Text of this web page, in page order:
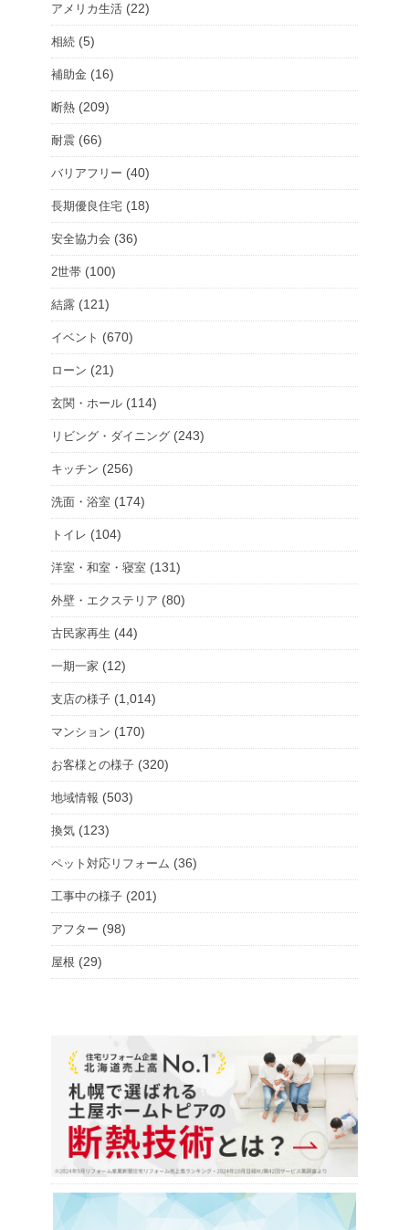
アメリカ生活 (22)
相続 (5)
補助金 (16)
断熱 (209)
耐震 (66)
バリアフリー (40)
長期優良住宅 (18)
安全協力会 (36)
2世帯 (100)
結露 (121)
イベント (670)
ローン (21)
玄関・ホール (114)
リビング・ダイニング (243)
キッチン (256)
洗面・浴室 (174)
トイレ (104)
洋室・和室・寝室 (131)
外壁・エクステリア (80)
古民家再生 (44)
一期一家 (12)
支店の様子 (1,014)
マンション (170)
お客様との様子 (320)
地域情報 (503)
換気 (123)
ペット対応リフォーム (36)
工事中の様子 (201)
アフター (98)
屋根 (29)